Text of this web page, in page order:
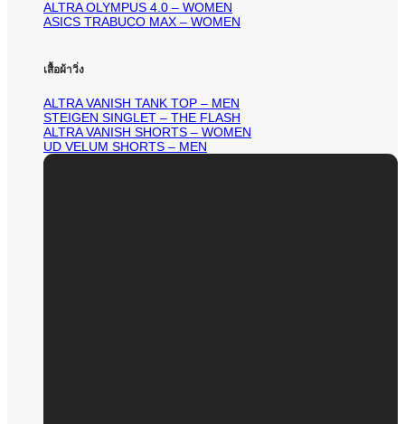
ALTRA OLYMPUS 4.0 – WOMEN
ASICS TRABUCO MAX – WOMEN
เสื้อผ้าวิ่ง
ALTRA VANISH TANK TOP – MEN
STEIGEN SINGLET – THE FLASH
ALTRA VANISH SHORTS – WOMEN
UD VELUM SHORTS – MEN